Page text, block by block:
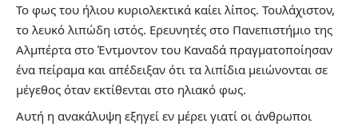
Το φως του ήλιου κυριολεκτικά καίει λίπος. Τουλάχιστον,
το λευκό λιπώδη ιστός. Ερευνητές στο Πανεπιστήμιο της
Αλμπέρτα στο Έντμοντον του Καναδά πραγματοποίησαν
ένα πείραμα και απέδειξαν ότι τα λιπίδια μειώνονται σε
μέγεθος όταν εκτίθενται στο ηλιακό φως.
Αυτή η ανακάλυψη εξηγεί εν μέρει γιατί οι άνθρωποι